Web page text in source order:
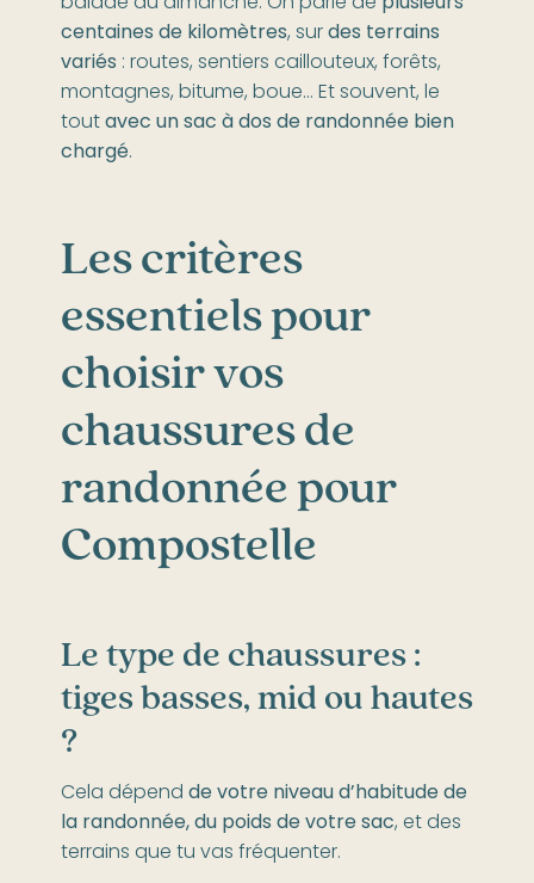
centaines de kilomètres, surdes terrains
variés : routes, sentiers caillouteux, forêts,
montagnes, bitume, boue… Et souvent, le
toutavec un sac à dos de randonnée bien
chargé.
Les critères
essentiels pour
choisir vos
chaussures de
randonnée pour
Compostelle
Le type de chaussures :
tiges basses, mid ou hautes
?
Cela dépendde votre niveau d’habitude de
la randonnée, du poids de votre sac, et des
terrains que tu vas fréquenter.